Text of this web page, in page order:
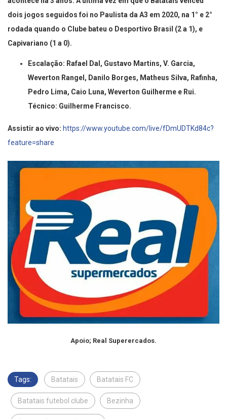
acontece há 3 anos. A última vez em que o Batatais venceu
dois jogos seguidos foi no Paulista da A3 em 2020, na 1° e 2°
rodada quando o Clube bateu o Desportivo Brasil (2 a 1), e
Capivariano (1 a 0).
Escalação: Rafael Dal, Gustavo Martins, V. Garcia,
Weverton Rangel, Danilo Borges, Matheus Silva, Rafinha,
Pedro Lima, Caio Luna, Weverton Guilherme e Rui.
Técnico: Guilherme Francisco.
Assistir ao vivo: https://www.youtube.com/live/fDmUDTKd84c?
feature=share
Apoio; Real Superercados.
Tags: Batatais Batatais FC
Batatais futebol clube Bezinha